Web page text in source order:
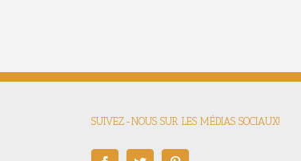
SUIVEZ-NOUS SUR LES MÉDIAS SOCIAUX!